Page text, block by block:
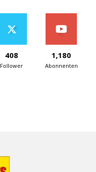
408
Follower
1,180
Abonnenten